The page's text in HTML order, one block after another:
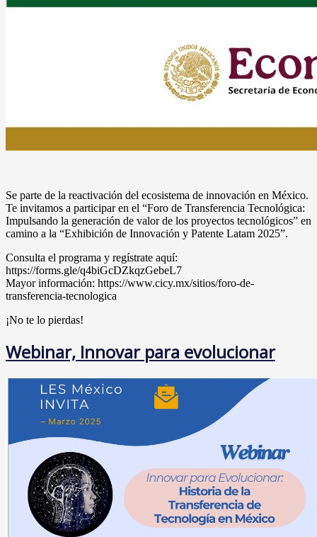
Se parte de la reactivación del ecosistema de innovación en México.
Te invitamos a participar en el “Foro de Transferencia Tecnológica:
Impulsando la generación de valor de los proyectos tecnológicos” en
camino a la “Exhibición de Innovación y Patente Latam 2025”.
Consulta el programa y regístrate aquí:
https://forms.gle/q4biGcDZkqzGebeL7
Mayor información: https://www.cicy.mx/sitios/foro-de-
transferencia-tecnologica
¡No te lo pierdas!
Webinar, Innovar para evolucionar